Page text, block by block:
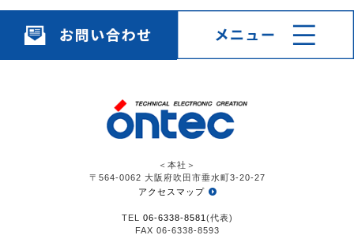
＜本社＞
〒564-0062 大阪府吹田市垂水町3-20-27
アクセスマップ
TEL 06-6338-8581 (代表)
FAX 06-6338-8593